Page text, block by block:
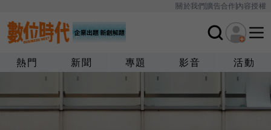
關於我們廣告合作內容授權
熱門 新聞 專題 影音 活動